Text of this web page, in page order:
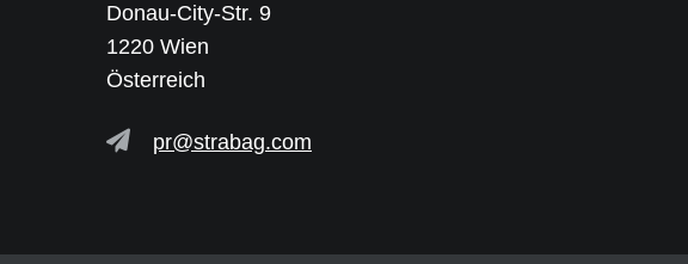
Donau-City-Str. 9
1220 Wien
Österreich
pr@strabag.com